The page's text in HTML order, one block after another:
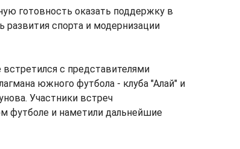
готовность оказать поддержку в
развития спорта и модернизации
с представителями
южного футбола - клуба "Алай" и
Участники встреч
футболе и наметили дальнейшие